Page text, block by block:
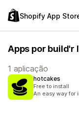
Shopify App
Apps por build'r
1 aplicação
hotcakes
Free to install
An easy way for